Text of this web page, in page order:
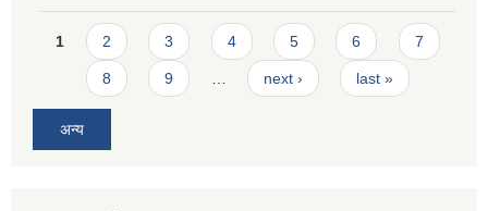
Pages
1 2 3 4 5 6 7
8 9 … next › last »
अन्य